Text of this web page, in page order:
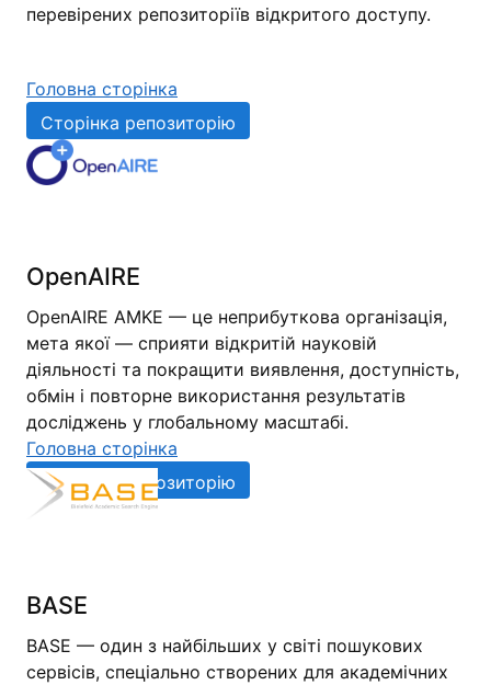
перевірених репозиторіїв відкритого доступу.
Головна сторінка
Сторінка репозиторію
OpenAIRE
OpenAIRE AMKE — це неприбуткова організація,
мета якої — сприяти відкритій науковій
діяльності та покращити виявлення, доступність,
обмін і повторне використання результатів
досліджень у глобальному масштабі.
Головна сторінка
Сторінка репозиторію
BASE
BASE — один з найбільших у світі пошукових
сервісів, спеціально створених для академічних